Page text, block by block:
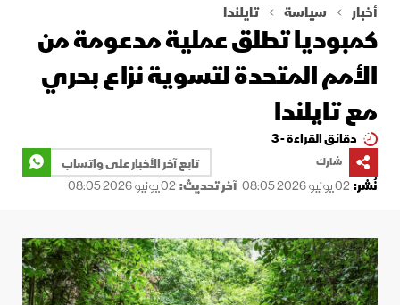
أخبار سياسة تايلندا
كمبوديا تطلق عملية مدعومة من
الأمم المتحدة لتسوية نزاع بحري
مع تايلندا
دقائق القراءة - 3
شارك
تابع آخر الأخبار على واتساب
نُشر:02 يونيو 2026 08:05 آخر تحديث:02 يونيو 2026 08:05